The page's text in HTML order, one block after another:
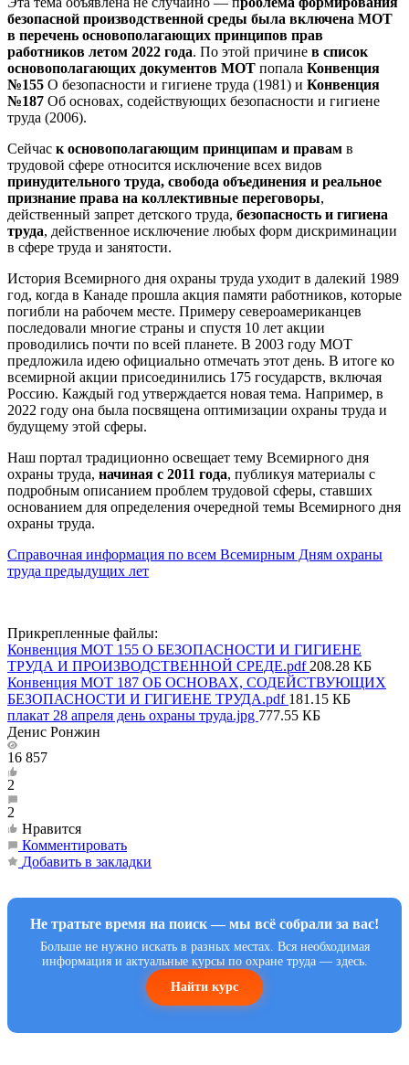
безопасной производственной среды была включена МОТ
в перечень основополагающих принципов прав
работников летом 2022 года. По этой причине в список
основополагающих документов МОТ попала Конвенция
№155 О безопасности и гигиене труда (1981) и Конвенция
№187 Об основах, содействующих безопасности и гигиене
труда (2006).
Сейчас к основополагающим принципам и правам в
трудовой сфере относится исключение всех видов
принудительного труда, свобода объединения и реальное
признание права на коллективные переговоры,
действенный запрет детского труда, безопасность и гигиена
труда, действенное исключение любых форм дискриминации
в сфере труда и занятости.
История Всемирного дня охраны труда уходит в далекий 1989
год, когда в Канаде прошла акция памяти работников, которые
погибли на рабочем месте. Примеру североамериканцев
последовали многие страны и спустя 10 лет акции
проводились почти по всей планете. В 2003 году МОТ
предложила идею официально отмечать этот день. В итоге ко
всемирной акции присоединились 175 государств, включая
Россию. Каждый год утверждается новая тема. Например, в
2022 году она была посвящена оптимизации охраны труда и
будущему этой сферы.
Наш портал традиционно освещает тему Всемирного дня
охраны труда, начиная с 2011 года, публикуя материалы с
подробным описанием проблем трудовой сферы, ставших
основанием для определения очередной темы Всемирного дня
охраны труда.
Справочная информация по всем Всемирным Дням охраны
труда предыдущих лет
Прикрепленные файлы:
Конвенция МОТ 155 О БЕЗОПАСНОСТИ И ГИГИЕНЕ
ТРУДА И ПРОИЗВОДСТВЕННОЙ СРЕДЕ.pdf 208.28 КБ
Конвенция МОТ 187 ОБ ОСНОВАХ, СОДЕЙСТВУЮЩИХ
БЕЗОПАСНОСТИ И ГИГИЕНЕ ТРУДА.pdf 181.15 КБ
плакат 28 апреля день охраны труда.jpg 777.55 КБ
Денис Ронжин
16 857
2
2
Нравится
Комментировать
Добавить в закладки
Не тратьте время на поиск — мы всё собрали за вас!
Больше не нужно искать в разных местах. Вся необходимая
информация и актуальные курсы по охране труда — здесь.
Найти курс